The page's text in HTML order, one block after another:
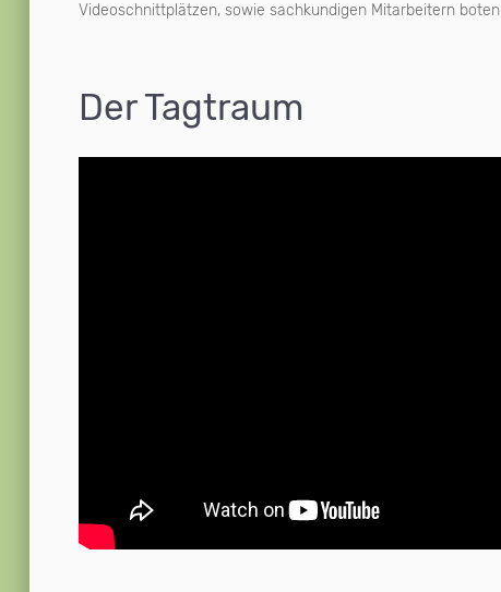
Videoschnittplätzen, sowie sachkundigen Mitarbeitern boten
Der Tagtraum